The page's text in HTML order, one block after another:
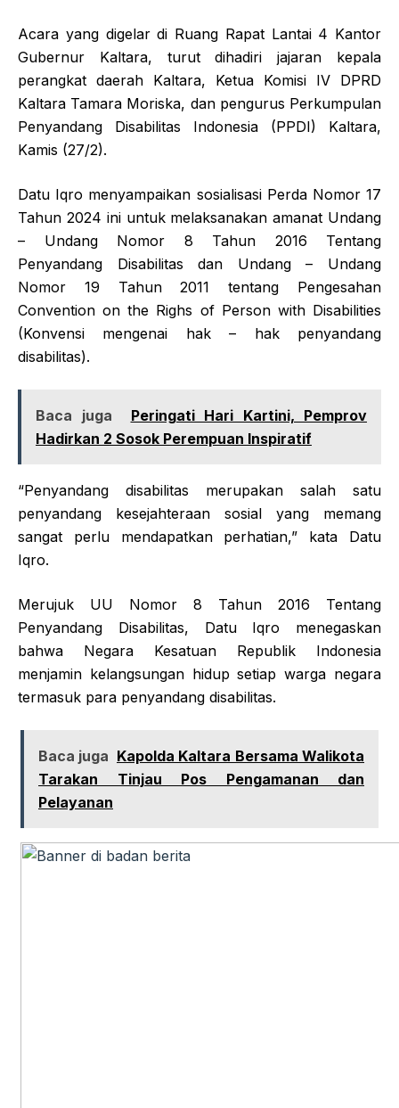
Acara yang digelar di Ruang Rapat Lantai 4 Kantor
Gubernur Kaltara, turut dihadiri jajaran kepala
perangkat daerah Kaltara, Ketua Komisi IV DPRD
Kaltara Tamara Moriska, dan pengurus Perkumpulan
Penyandang Disabilitas Indonesia (PPDI) Kaltara,
Kamis (27/2).
Datu Iqro menyampaikan sosialisasi Perda Nomor 17
Tahun 2024 ini untuk melaksanakan amanat Undang
– Undang Nomor 8 Tahun 2016 Tentang
Penyandang Disabilitas dan Undang – Undang
Nomor 19 Tahun 2011 tentang Pengesahan
Convention on the Righs of Person with Disabilities
(Konvensi mengenai hak – hak penyandang
disabilitas).
Baca juga
Peringati Hari Kartini, Pemprov
Hadirkan 2 Sosok Perempuan Inspiratif
“Penyandang disabilitas merupakan salah satu
penyandang kesejahteraan sosial yang memang
sangat perlu mendapatkan perhatian,” kata Datu
Iqro.
Merujuk UU Nomor 8 Tahun 2016 Tentang
Penyandang Disabilitas, Datu Iqro menegaskan
bahwa Negara Kesatuan Republik Indonesia
menjamin kelangsungan hidup setiap warga negara
termasuk para penyandang disabilitas.
Baca juga Kapolda Kaltara Bersama Walikota
Tarakan Tinjau Pos Pengamanan dan
Pelayanan